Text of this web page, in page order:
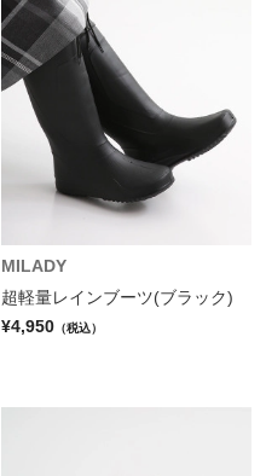
MILADY
超軽量レインブーツ(ブラック)
¥4,950 （税込）